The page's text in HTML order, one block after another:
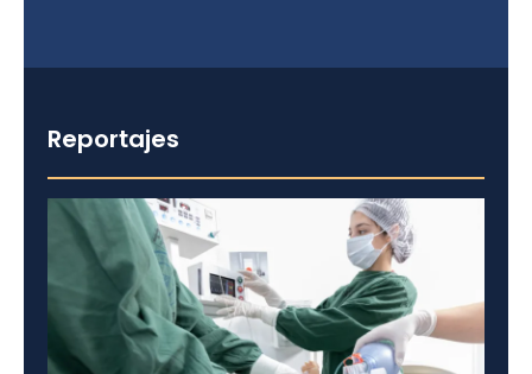
Reportajes